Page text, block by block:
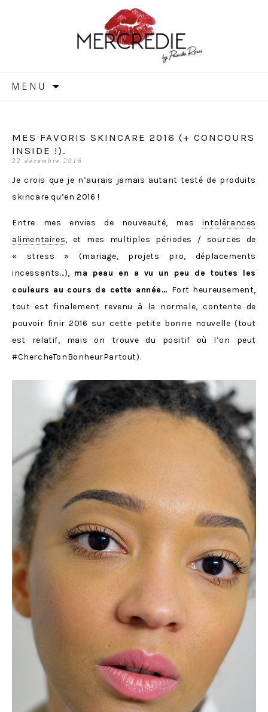
MERCREDIE
MENU
MES FAVORIS SKINCARE 2016 (+ CONCOURS
INSIDE !).
22 décembre 2016
Je crois que je n’aurais jamais autant testé de produits
skincare qu’en 2016 !
Entre mes envies de nouveauté, mes intolérances
alimentaires, et mes multiples périodes / sources de
« stress » (mariage, projets pro, déplacements
incessants…), ma peau en a vu un peu de toutes les
couleurs au cours de cette année… Fort heureusement,
tout est finalement revenu à la normale, contente de
pouvoir finir 2016 sur cette petite bonne nouvelle (tout
est relatif, mais on trouve du positif où l’on peut
#ChercheTonBonheurPartout).